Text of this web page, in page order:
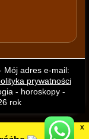
Mój adres e-mail:
prywatności
- horoskopy -
rok
X